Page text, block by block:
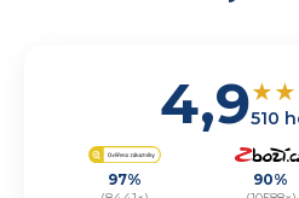
4,9★★
510
97% 90%